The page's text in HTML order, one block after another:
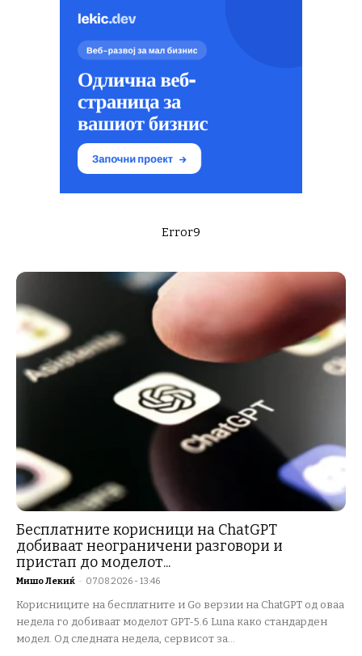
Error9
Бесплатните корисници на ChatGPT
добиваат неограничени разговори и
пристап до моделот...
Мишо Лекиќ - 07.08.2026 - 13:46
Корисниците на бесплатните и Go верзии на ChatGPT од оваа
недела го добиваат моделот GPT-5.6 Luna како стандарден
модел. Од следната недела, сервисот за...